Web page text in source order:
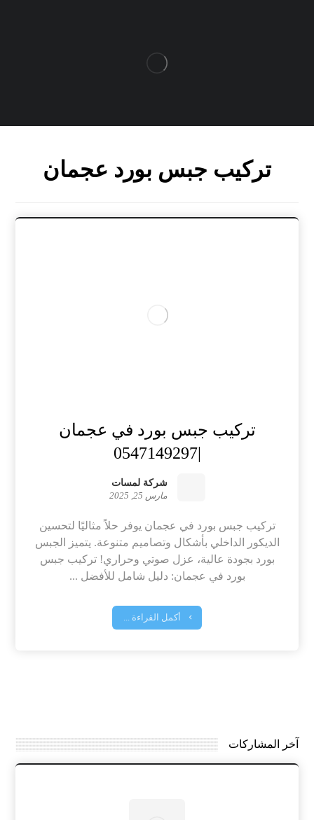
تركيب جبس بورد عجمان
تركيب جبس بورد في عجمان
|0547149297
شركة لمسات
مارس 25, 2025
تركيب جبس بورد في عجمان يوفر حلاً مثاليًا لتحسين
الديكور الداخلي بأشكال وتصاميم متنوعة. يتميز الجبس
بورد بجودة عالية، عزل صوتي وحراري! تركيب جبس
بورد في عجمان: دليل شامل للأفضل ...
أكمل القراءة ...
آخر المشاركات